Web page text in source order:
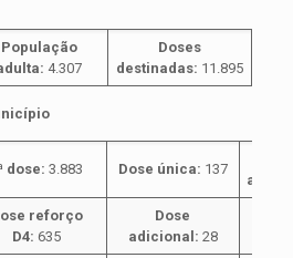
População
4.307
Doses
destinadas: 11.895
dose: 3.883 Dose única: 137
reforço
D4: 635
Dose
adicional: 28